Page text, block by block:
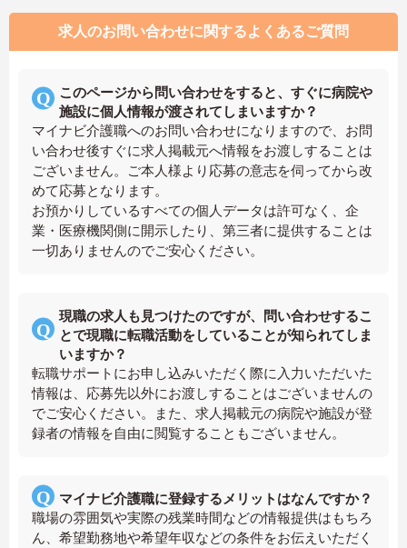
求人のお問い合わせに関するよくあるご質問
このページから問い合わせをすると、すぐに病院や
施設に個人情報が渡されてしまいますか？
マイナビ介護職へのお問い合わせになりますので、お問
い合わせ後すぐに求人掲載元へ情報をお渡しすることは
ございません。ご本人様より応募の意志を伺ってから改
めて応募となります。
お預かりしているすべての個人データは許可なく、企
業・医療機関側に開示したり、第三者に提供することは
一切ありませんのでご安心ください。
現職の求人も見つけたのですが、問い合わせするこ
とで現職に転職活動をしていることが知られてしま
いますか？
転職サポートにお申し込みいただく際に入力いただいた
情報は、応募先以外にお渡しすることはございませんの
でご安心ください。また、求人掲載元の病院や施設が登
録者の情報を自由に閲覧することもございません。
マイナビ介護職に登録するメリットはなんですか？
職場の雰囲気や実際の残業時間などの情報提供はもちろ
ん、希望勤務地や希望年収などの条件をお伝えいただく